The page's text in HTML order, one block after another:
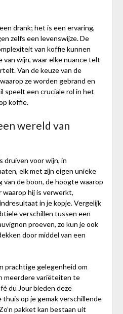
drank; het is een ervaring,
zelfs een levenswijze. De
van koffie kunnen
wijn, waar elke nuance telt
Van de keuze van de
ze worden gebrand en
speelt een cruciale rol in het
koffie.
wereld van
druiven voor wijn, in
elk met zijn eigen unieke
van de boon, de hoogte waarop
waarop hij is verwerkt,
in je kopje. Vergelijk
verschillen tussen een
proeven, zo kun je ook
door middel van een
prachtige gelegenheid om
meerdere variëteiten te
du Jour bieden deze
op je gemak verschillende
pakket kan bestaan uit